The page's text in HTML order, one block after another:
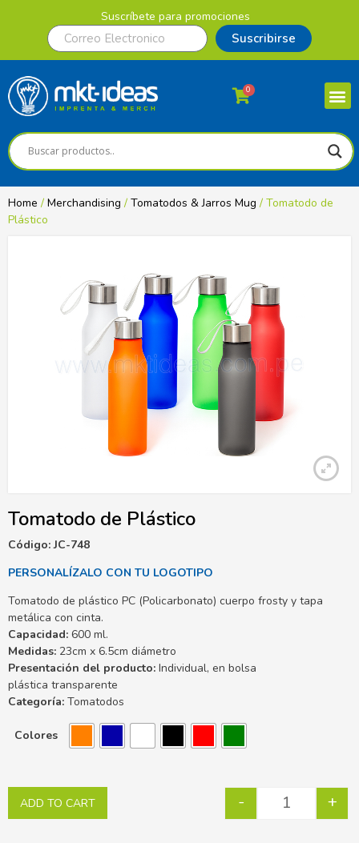
Suscríbete para promociones
Suscribirse
0
Home / Merchandising / Tomatodos & Jarros Mug / Tomatodo de
Plástico
Tomatodo de Plástico
Código: JC-748
PERSONALÍZALO CON TU LOGOTIPO
Tomatodo de plástico PC (Policarbonato) cuerpo frosty y tapa
metálica con cinta.
Capacidad: 600 ml.
Medidas: 23cm x 6.5cm diámetro
Presentación del producto: Individual, en bolsa
plástica transparente
Categoría: Tomatodos
Colores
- +
ADD TO CART